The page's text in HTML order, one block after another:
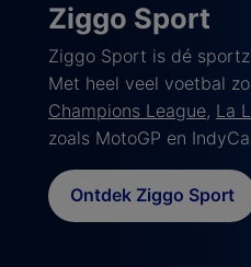
Ziggo Sport
Ziggo Sport is dé
Met heel veel voetbal
Champions League, La
zoals MotoGP en
Ontdek Ziggo Sport